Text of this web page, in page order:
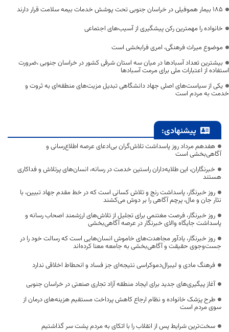
۱۸۵ بیمار هموفیلی در خراسان جنوبی تحت پوشش خدمات بیمه سلامت قرار دارند
خانواده را مهمترین رکن پیشگیری از آسیب‌های اجتماعی
موضوع میراث فرهنگی، امری فرابخشی است
بیشترین تعداد آسبادها در میان سه استان شرقی کشور در خراسان جنوبی ،ضرورت
استفاده از اعتبارات ملی برای مرمت آسبادها
یکی از سیاست‌های اصلی جهاد دانشگاهی تبدیل مزیت‌های منطقه‌ای به ثروت و
خدمت به مردم است
پیشنهادی:
هفدهم مرداد روز پاسداشت تلاش‌گران بی‌ادعای عرصه اطلاع‌رسانی و
آگاهی‌بخشی است
خبرنگاران، این طلایه‌داران راستین خدمت در رسانه، انسان‌های پرتلاش و فداکاری
هستند
روز خبرنگار، پاسداشت رنج و تلاش کسانی است که در خط مقدم جهاد تبیین، با
نثار جان و مال، پرچم آگاهی را بر دوش می‌کشند
روز خبرنگار، فرصت مغتنمی برای تجلیل از تلاش‌های ارزشمند اصحاب رسانه و
پاسداشت جایگاه والای خبرنگار در عرصه آگاهی‌بخشی
روز خبرنگار، یادآور مجاهدت‌های خاموش انسان‌هایی است که رسالت خود را در
جست‌وجوی حقیقت و آگاهی‌بخشی به جامعه معنا کرده‌اند
فرهنگ مادی و لیبرال‌دموکراسی نتیجه‌ای جز فساد و انحطاط اخلاقی ندارد
آغاز پیگیری‌های جدید برای ایجاد منطقه آزاد تجاری صنعتی در خراسان جنوبی
طرح پزشک خانواده و نظام ارجاع کاهش پرداخت مستقیم هزینه‌های درمان از
سوی مردم است
سخت‌ترین شرایط پس از انقلاب را با اتکای به مردم پشت سر گذاشتیم